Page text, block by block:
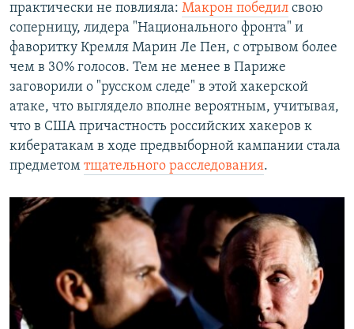
практически не повлияла: Макрон победил свою
соперницу, лидера "Национального фронта" и
фаворитку Кремля Марин Ле Пен, с отрывом более
чем в 30% голосов. Тем не менее в Париже
заговорили о "русском следе" в этой хакерской
атаке, что выглядело вполне вероятным, учитывая,
что в США причастность российских хакеров к
кибератакам в ходе предвыборной кампании стала
предметом тщательного расследования.